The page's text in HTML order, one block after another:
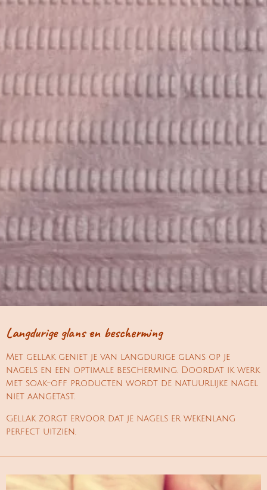
Langdurige glans en bescherming
Met gellak geniet je van langdurige glans op je
nagels en een optimale bescherming. Doordat ik werk
met soak-off producten wordt de natuurlijke nagel
niet aangetast.
Gellak zorgt ervoor dat je nagels er wekenlang
perfect uitzien.